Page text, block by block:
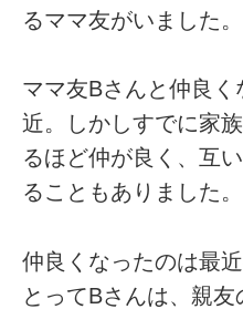
るママ友がいました。
ママ友Bさんと仲良
近。しかしすでに家
るほど仲が良く、互
ることもありました。
仲良くなったのは最
とってBさんは、親